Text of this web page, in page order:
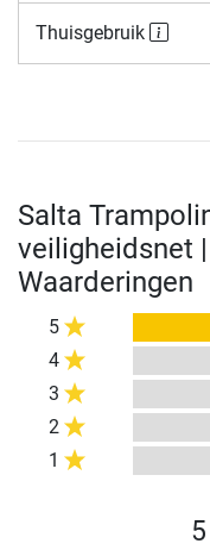
Thuisgebruik
Salta
veiligheidsnet
Waarderingen
5
4
3
2
1
5